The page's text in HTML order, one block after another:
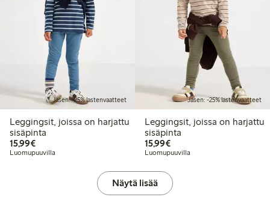
Jäsen: -25% lastenvaatteet
Leggingsit, joissa on harjattu
sisäpinta
15,99€15,99 €
Luomupuuvilla
Jäsen: -25% lastenvaatteet
Leggingsit, joissa on harjattu
sisäpinta
15,99€15,99 €
Luomupuuvilla
Näytä lisää